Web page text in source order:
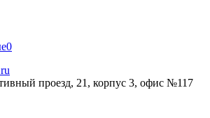
0
проезд, 21, корпус 3, офис №117